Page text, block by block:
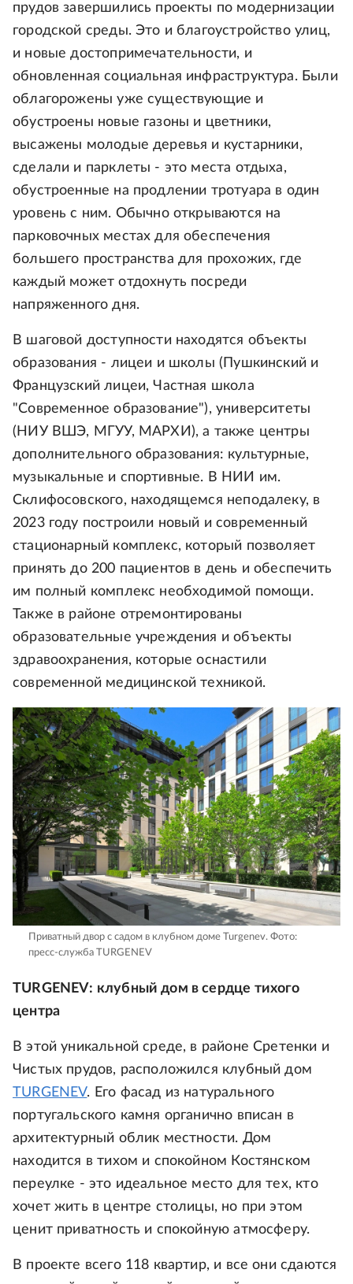
прудов завершились проекты по модернизации
городской среды. Это и благоустройство улиц,
и новые достопримечательности, и
обновленная социальная инфраструктура. Были
облагорожены уже существующие и
обустроены новые газоны и цветники,
высажены молодые деревья и кустарники,
сделали и парклеты - это места отдыха,
обустроенные на продлении тротуара в один
уровень с ним. Обычно открываются на
парковочных местах для обеспечения
большего пространства для прохожих, где
каждый может отдохнуть посреди
напряженного дня.
В шаговой доступности находятся объекты
образования - лицеи и школы (Пушкинский и
Французский лицеи, Частная школа
"Современное образование"), университеты
(НИУ ВШЭ, МГУУ, МАРХИ), а также центры
дополнительного образования: культурные,
музыкальные и спортивные. В НИИ им.
Склифосовского, находящемся неподалеку, в
2023 году построили новый и современный
стационарный комплекс, который позволяет
принять до 200 пациентов в день и обеспечить
им полный комплекс необходимой помощи.
Также в районе отремонтированы
образовательные учреждения и объекты
здравоохранения, которые оснастили
современной медицинской техникой.
Приватный двор с садом в клубном доме Turgenev. Фото:
пресс-служба TURGENEV
TURGENEV: клубный дом в сердце тихого
центра
В этой уникальной среде, в районе Сретенки и
Чистых прудов, расположился клубный дом
TURGENEV. Его фасад из натурального
португальского камня органично вписан в
архитектурный облик местности. Дом
находится в тихом и спокойном Костянском
переулке - это идеальное место для тех, кто
хочет жить в центре столицы, но при этом
ценит приватность и спокойную атмосферу.
В проекте всего 118 квартир, и все они сдаются